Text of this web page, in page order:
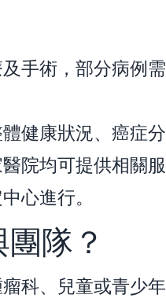
手術，部分病例需
健康狀況、癌症分
院均可提供相關服
心進行。
隊？
科、兒童或青少年